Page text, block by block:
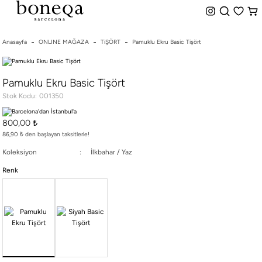
%50 ye Varan İndirim Hemen Teslim Seçeneği
Anasayfa ONLINE MAĞAZA TiŞÖRT Pamuklu Ekru Basic Tişört
Pamuklu Ekru Basic Tişört
Stok Kodu 001350
800,00 ₺
86,90 ₺ den başlayan taksitlerle!
Koleksiyon İlkbahar / Yaz
Renk
26 SS İLKBAHAR-YAZ
25/26 SONBAHAR-KIŞ
TÜM KOLEKSİYONLAR
ELBİSE
BLUZ & GÖMLEK
CEKET & YELEK
PANTOLON
TAYT & ŞORT